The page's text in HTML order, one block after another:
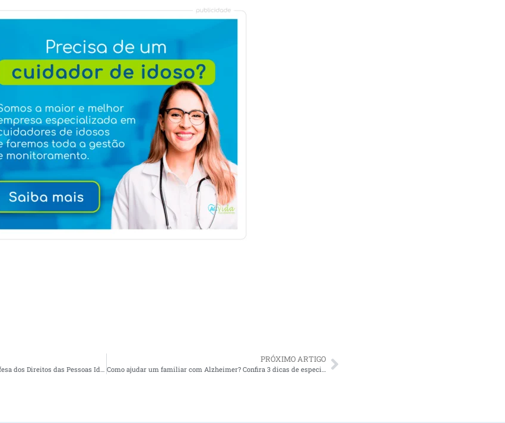
Conheça o Guia para Promoção e Defesa dos Direitos das Pessoas Idosas: baixe gratuitamente
PRÓXIMO ARTIGO
Como ajudar um familiar com Alzheimer? Confira 3 dicas de especialistas!